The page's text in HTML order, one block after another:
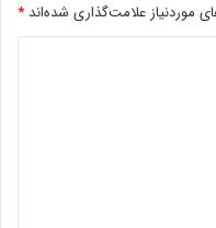
موردنیاز علامت‌گذاری شده‌اند *